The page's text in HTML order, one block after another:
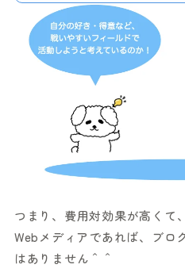
つまり、費用対効果が高くて
Webメディアであれば、ブロ
はありません＾＾